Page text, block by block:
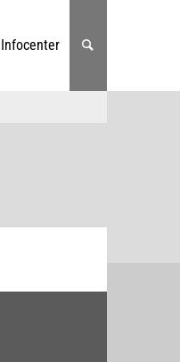
Infocenter